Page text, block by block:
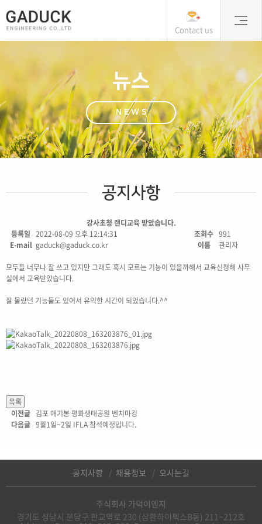
Contact us
뉴스
NEWS
공지사항
강사초청 랜디교육 받았습니다.
등록일 2022-08-09 오후 12:14:31 조회수 991
E-mail gaduck@gaduck.co.kr 이름 관리자
모두들 너무나 잘 쓰고 있지만 그래도 혹시 모르는 기능이 있을까해서 교육신청해 사무
실에서 교육받았습니다.
잘 몰랐던 기능들도 있어서 유익한 시간이 되었습니다.^^
이전글 김포 애기봉 평화생태공원 벤치마킹
다음글 9월1일~2일 IFLA 참석예정입니다.
공지사항 채용정보 오시는길
주식회사 가덕이엔지
경기도 성남시 분당구 판교역로 230 (삼환하이펙스B동) 211~212호